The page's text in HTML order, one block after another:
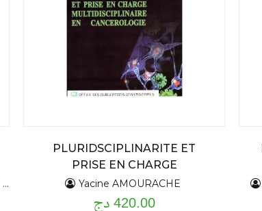
PLURIDSCIPLINARITE ET
PRISE EN CHARGE
MULTIDISCIPLINAIRE EN
CANCEROLOGIE
Yacine AMOURACHE
420.00 دج